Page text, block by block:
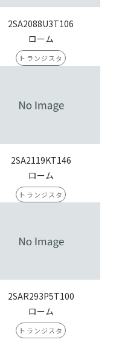
2SA2088U3T106
ローム
トランジスタ
2SA2119KT146
ローム
トランジスタ
2SAR293P5T100
ローム
トランジスタ